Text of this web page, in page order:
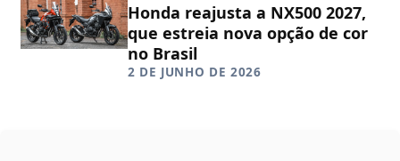
Honda reajusta a NX500 2027,
que estreia nova opção de cor
no Brasil
2 DE JUNHO DE 2026